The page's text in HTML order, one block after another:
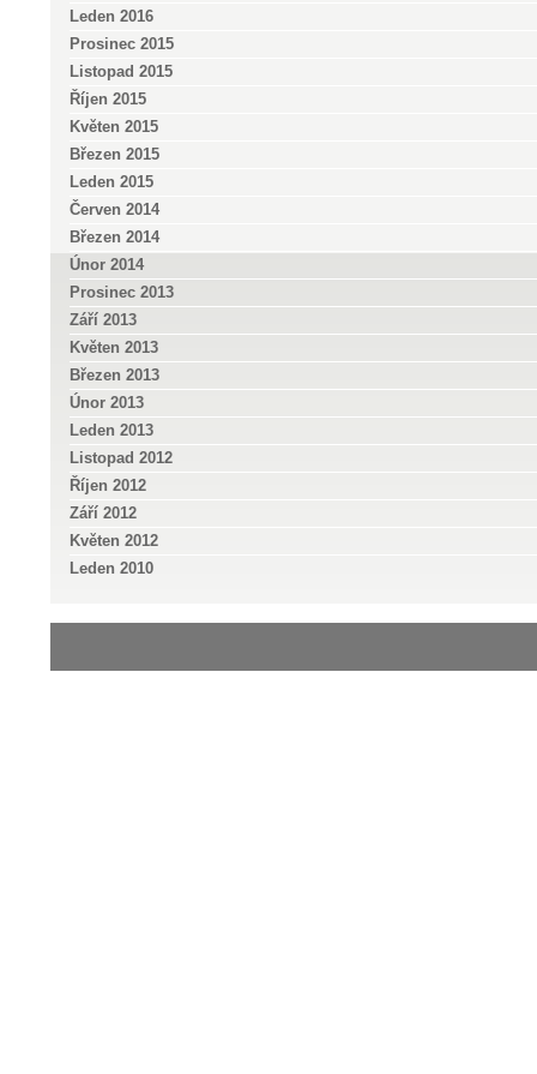
Leden 2016
Prosinec 2015
Listopad 2015
Říjen 2015
Květen 2015
Březen 2015
Leden 2015
Červen 2014
Březen 2014
Únor 2014
Prosinec 2013
Září 2013
Květen 2013
Březen 2013
Únor 2013
Leden 2013
Listopad 2012
Říjen 2012
Září 2012
Květen 2012
Leden 2010